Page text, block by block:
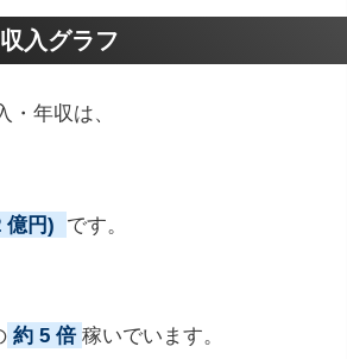
ピック
入グラフ
・年収は、
億円) です。
約 5 倍 稼いでいます。